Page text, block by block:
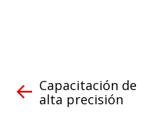
Capacitación de
alta precisión